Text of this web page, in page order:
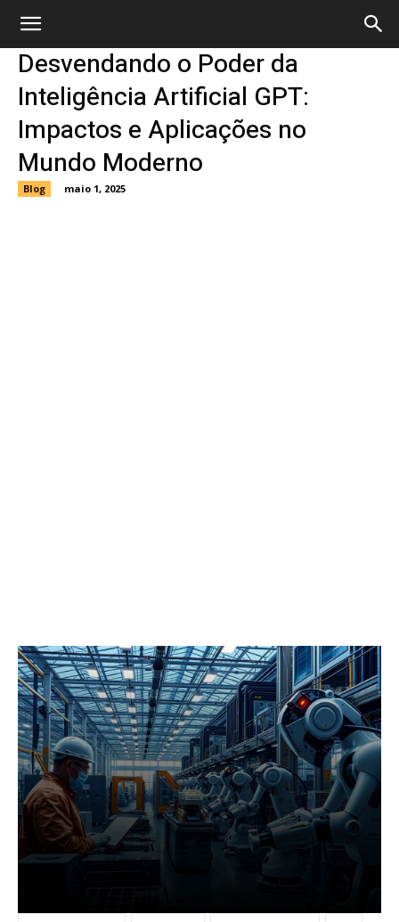
Desvendando o Poder da
Inteligência Artificial GPT:
Impactos e Aplicações no
Mundo Moderno
Blog maio 1, 2025